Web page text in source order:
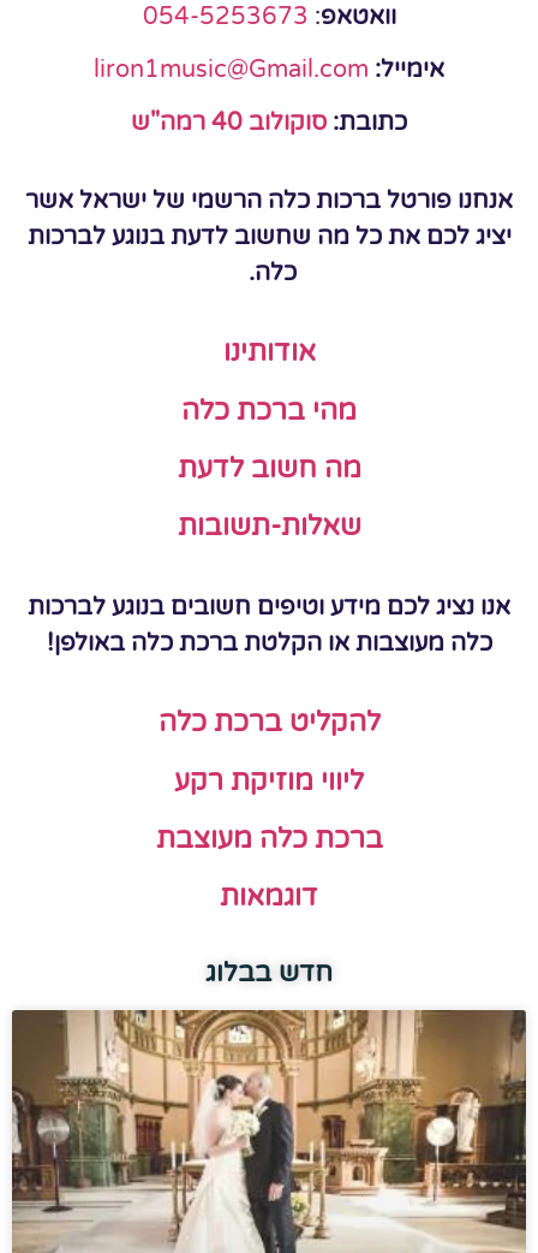
וואטאפ:
054-5253673
אימייל: liron1music@Gmail.com
כתובת: סוקולוב 40 רמה"ש
אנחנו פורטל ברכות כלה הרשמי של ישראל אשר
יציג לכם את כל מה שחשוב לדעת בנוגע לברכות
כלה.
אודותינו
מהי ברכת כלה
מה חשוב לדעת
שאלות-תשובות
אנו נציג לכם מידע וטיפים חשובים בנוגע לברכות
כלה מעוצבות או הקלטת ברכת כלה באולפן!
להקליט ברכת כלה
ליווי מוזיקת רקע
ברכת כלה מעוצבת
דוגמאות
חדש בבלוג